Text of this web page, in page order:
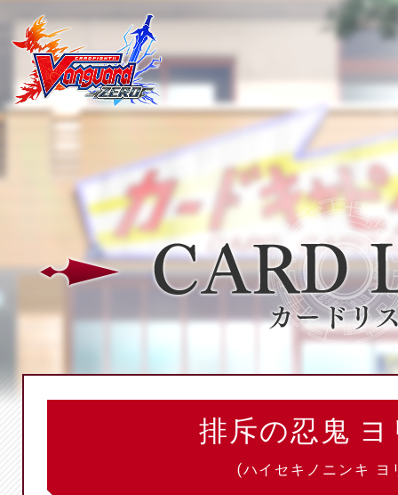
排斥の忍鬼
(ハイセキノニンキ ヨ